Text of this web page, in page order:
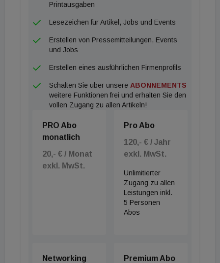
Printausgaben
Lesezeichen für Artikel, Jobs und Events
Erstellen von Pressemitteilungen, Events
und Jobs
Erstellen eines ausführlichen Firmenprofils
Schalten Sie über unsere ABONNEMENTS
weitere Funktionen frei und erhalten Sie den
vollen Zugang zu allen Artikeln!
PRO Abo
monatlich
20,- € / Monat
exkl. MwSt.
Pro Abo
120,- € / Jahr
exkl. MwSt.
Unlimitierter
Zugang zu allen
Leistungen inkl.
5 Personen
Abos
Networking
Premium Abo